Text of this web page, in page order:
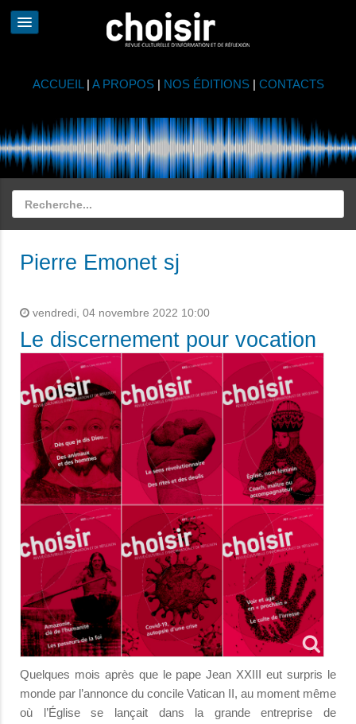
ACCUEIL | A PROPOS| NOS ÉDITIONS| CONTACTS
Pierre Emonet sj
vendredi, 04 novembre 2022 10:00
Le discernement pour vocation
Quelques mois après que le pape Jean XXIII eut surpris le
monde par l’annonce du concile Vatican II, au moment même
où l’Église se lançait dans la grande entreprise de